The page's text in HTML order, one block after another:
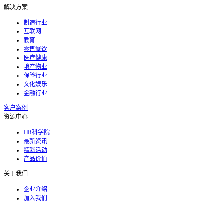
解决方案
制造行业
互联网
教育
零售餐饮
医疗健康
地产物业
保险行业
文化娱乐
金融行业
客户案例
资源中心
HR科学院
最新资讯
精彩活动
产品价值
关于我们
企业介绍
加入我们